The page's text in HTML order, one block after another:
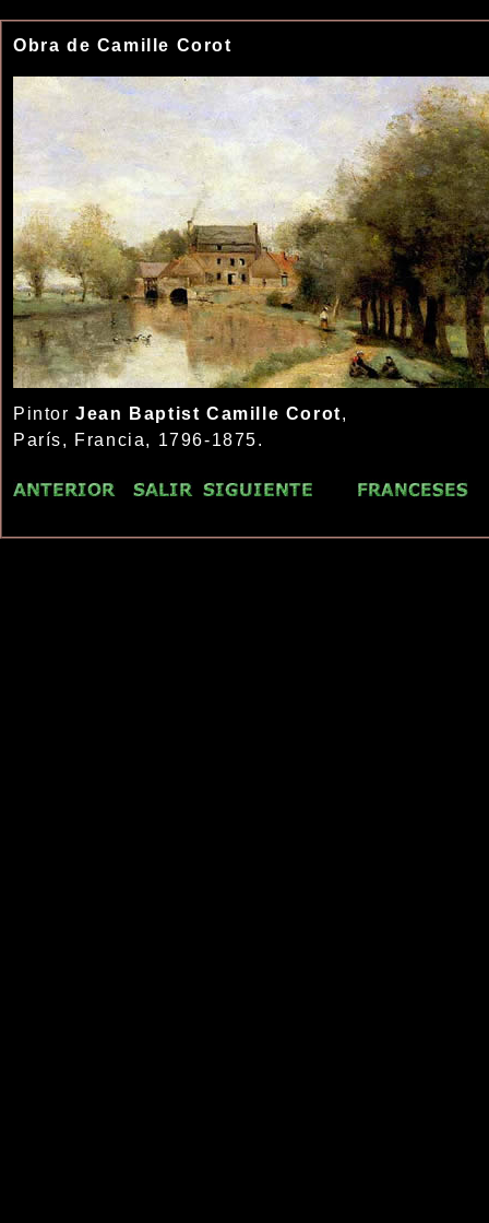
Obra de Camille Corot
PintorJean Baptist Camille Corot,
París, Francia, 1796-1875.